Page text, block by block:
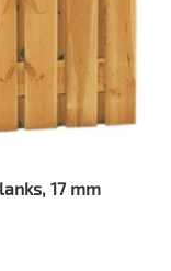
17 mm